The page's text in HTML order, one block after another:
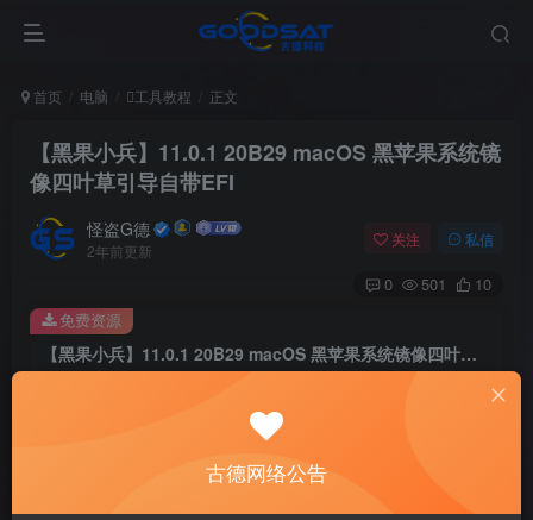
首页 电脑 工具教程 正文
【黑果小兵】11.0.1 20B29 macOS 黑苹果系统镜
像四叶草引导自带EFI
怪盗G德
2年前更新
关注 私信
0 501 10
【黑果小兵】11.0.1 20B29 macOS 黑苹果系统镜像四叶草引导自带EFI
登录查看
免费资源
古德网络公告